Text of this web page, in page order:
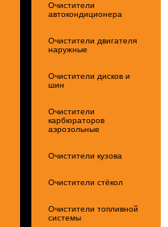
Очистители
автокондиционера
Очистители двигателя
наружные
Очистители дисков и
шин
Очистители
карбюраторов
аэрозольные
Очистители кузова
Очистители стёкол
Очистители топливной
системы